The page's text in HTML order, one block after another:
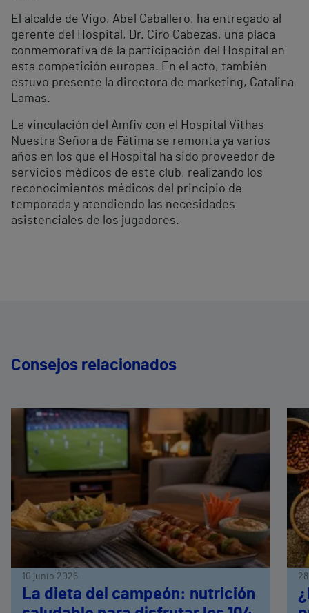
El alcalde de Vigo, Abel Caballero, ha entregado al
gerente del Hospital, Dr. Ciro Cabezas, una placa
conmemorativa de la participación del Hospital en
esta competición europea. En el acto, también
estuvo presente la directora de marketing, Catalina
Lamas.
La vinculación del Amfiv con el Hospital Vithas
Nuestra Señora de Fátima se remonta ya varios
años en los que el Hospital ha sido proveedor de
servicios médicos de este club, realizando los
reconocimientos médicos del principio de
temporada y atendiendo las necesidades
asistenciales de los jugadores.
Consejos relacionados
10 junio 2026
La dieta del campeón: nutrición